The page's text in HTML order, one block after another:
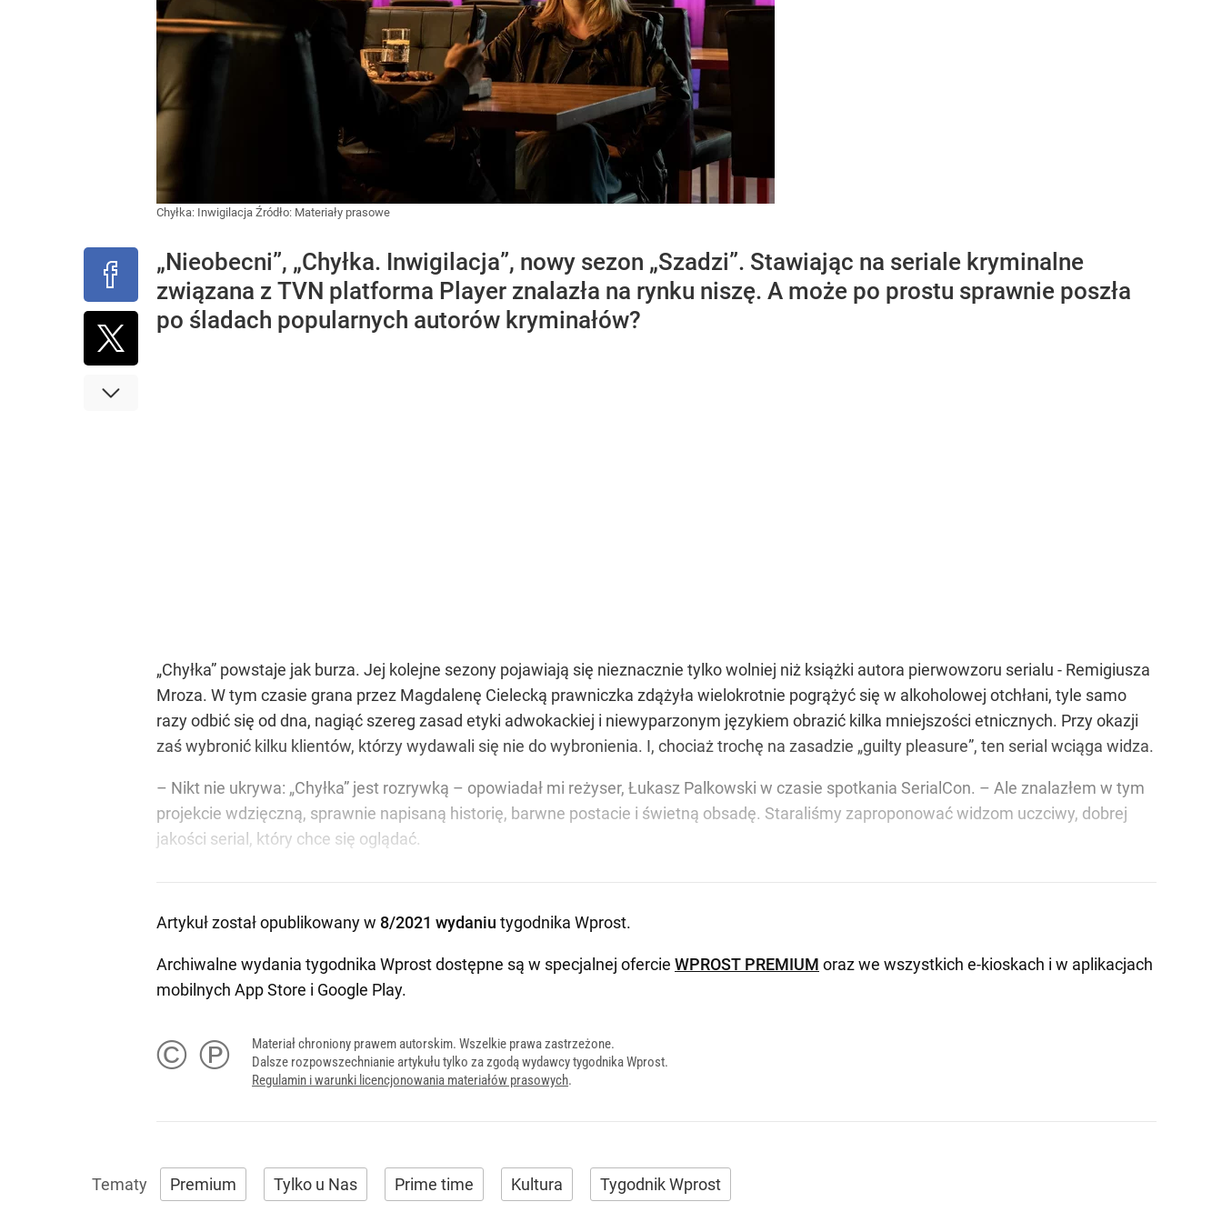
Chyłka: Inwigilacja Źródło: Materiały prasowe
„Nieobecni”, „Chyłka. Inwigilacja”, nowy sezon „Szadzi”. Stawiając na seriale kryminalne
związana z TVN platforma Player znalazła na rynku niszę. A może po prostu sprawnie poszła
po śladach popularnych autorów kryminałów?
„Chyłka” powstaje jak burza. Jej kolejne sezony pojawiają się nieznacznie tylko wolniej niż książki autora pierwowzoru serialu - Remigiusza
Mroza. W tym czasie grana przez Magdalenę Cielecką prawniczka zdążyła wielokrotnie pogrążyć się w alkoholowej otchłani, tyle samo
razy odbić się od dna, nagiąć szereg zasad etyki adwokackiej i niewyparzonym językiem obrazić kilka mniejszości etnicznych. Przy okazji
zaś wybronić kilku klientów, którzy wydawali się nie do wybronienia. I, chociaż trochę na zasadzie „guilty pleasure”, ten serial wciąga widza.
– Nikt nie ukrywa: „Chyłka” jest rozrywką – opowiadał mi reżyser, Łukasz Palkowski w czasie spotkania SerialCon. – Ale znalazłem w tym
projekcie wdzięczną, sprawnie napisaną historię, barwne postacie i świetną obsadę. Staraliśmy zaproponować widzom uczciwy, dobrej
jakości serial, który chce się oglądać.
Artykuł został opublikowany w 8/2021 wydaniu tygodnika Wprost.
Archiwalne wydania tygodnika Wprost dostępne są w specjalnej ofercie WPROST PREMIUM oraz we wszystkich e-kioskach i w aplikacjach
mobilnych App Store i Google Play.
© ℗
Materiał chroniony prawem autorskim. Wszelkie prawa zastrzeżone.
Dalsze rozpowszechnianie artykułu tylko za zgodą wydawcy tygodnika Wprost.
Regulamin i warunki licencjonowania materiałów prasowych.
Premium Tylko u Nas Prime time Kultura Tygodnik Wprost